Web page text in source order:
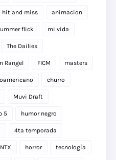
hit and miss animacion
flick mi vida
The Dailies
Rangel FICM masters
churro
Muvi Draft
5 humor negro
4ta temporada
NTX horror tecnología